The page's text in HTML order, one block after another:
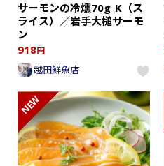
サーモンの冷燻70g_K（ス
ライス）／岩手大槌サーモ
ン
918円
越田鮮魚店
NEW